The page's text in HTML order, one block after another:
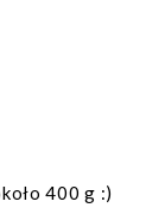
400 g :)